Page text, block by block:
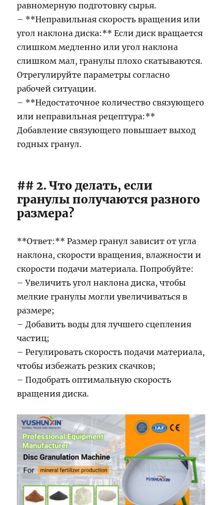
равномерную подготовку сырья.
– **Неправильная скорость вращения или
угол наклона диска:** Если диск вращается
слишком медленно или угол наклона
слишком мал, гранулы плохо скатываются.
Отрегулируйте параметры согласно
рабочей ситуации.
– **Недостаточное количество связующего
или неправильная рецептура:**
Добавление связующего повышает выход
годных гранул.
## 2. Что делать, если
гранулы получаются разного
размера?
**Ответ:** Размер гранул зависит от угла
наклона, скорости вращения, влажности и
скорости подачи материала. Попробуйте:
– Увеличить угол наклона диска, чтобы
мелкие гранулы могли увеличиваться в
размере;
– Добавить воды для лучшего сцепления
частиц;
– Регулировать скорость подачи материала,
чтобы избежать резких скачков;
– Подобрать оптимальную скорость
вращения диска.